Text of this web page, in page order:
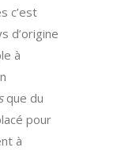
c’est
d’origine
à
que du
pour
à